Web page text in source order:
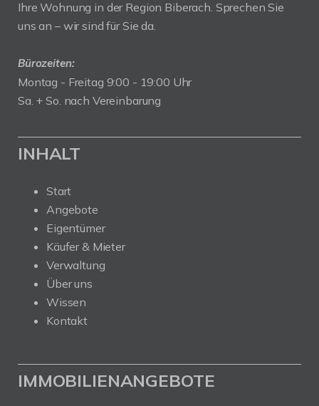
Ihre Wohnung in der Region Biberach. Sprechen Sie
uns an – wir sind für Sie da.
Bürozeiten:
Montag - Freitag 9:00 - 19:00 Uhr
Sa. + So. nach Vereinbarung
INHALT
Start
Angebote
Eigentümer
Käufer & Mieter
Verwaltung
Über uns
Wissen
Kontakt
IMMOBILIENANGEBOTE